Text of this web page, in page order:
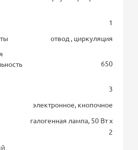
1
отвод , циркуляция
650
3
электронное, кнопочное
галогенная лампа, 50 Вт х
2